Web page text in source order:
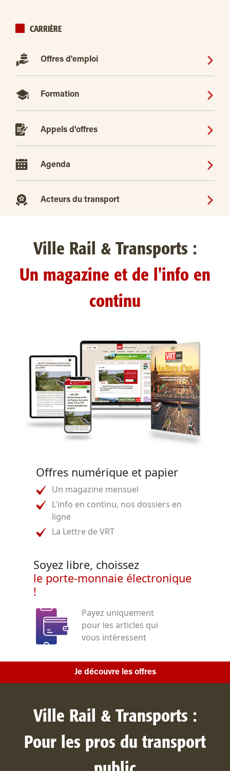
CARRIÈRE
Offres d'emploi
Formation
Appels d'offres
Agenda
Acteurs du transport
Ville Rail & Transports :
Un magazine et de l'info en
continu
Offres numérique et papier
Un magazine mensuel
L'info en continu, nos dossiers en
ligne
La Lettre de VRT
Soyez libre, choissez
le porte-monnaie électronique
!
Payez uniquement
pour les articles qui
vous intéressent
Je découvre les offres
Ville Rail & Transports :
Pour les pros du transport